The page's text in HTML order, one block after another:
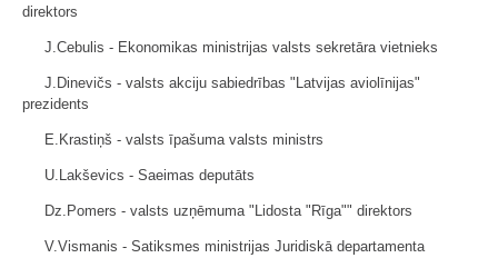
direktors
J.Cebulis - Ekonomikas ministrijas valsts sekretāra vietnieks
J.Dinevičs - valsts akciju sabiedrības "Latvijas aviolīnijas"
prezidents
E.Krastiņš - valsts īpašuma valsts ministrs
U.Lakševics - Saeimas deputāts
Dz.Pomers - valsts uzņēmuma "Lidosta "Rīga"" direktors
V.Vismanis - Satiksmes ministrijas Juridiskā departamenta